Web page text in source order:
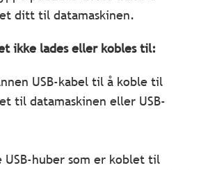
ditt til datamaskinen.
ikke lades eller kobles til:
USB-kabel til å koble til
til datamaskinen eller USB-
USB-huber som er koblet til